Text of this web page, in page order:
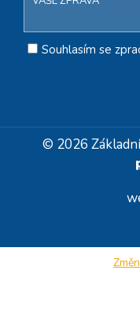
Souhlasím se
© 2026